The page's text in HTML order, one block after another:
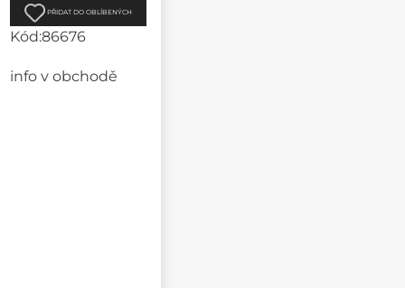
PŘIDAT DO OBLÍBENÝCH
Kód:86676
info v obchodě